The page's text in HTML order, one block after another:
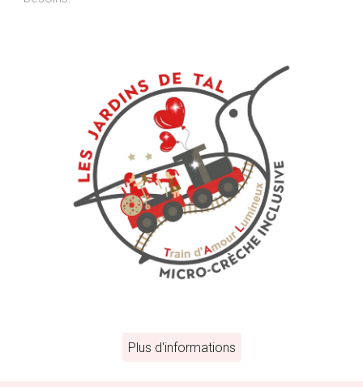
Plus d'informations